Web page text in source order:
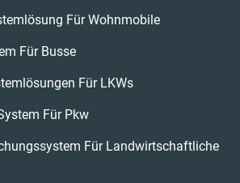
Für Wohnmobile
Für Busse
Für LKWs
Für Pkw
Für Landwirtschaftliche